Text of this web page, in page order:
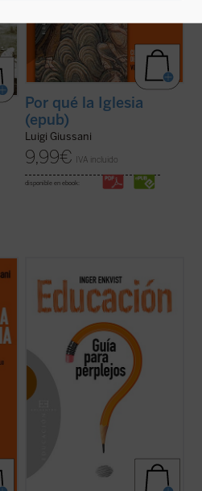
Por qué la Iglesia
(epub)
Luigi Giussani
9,99€ IVA incluido
disponible en ebook: